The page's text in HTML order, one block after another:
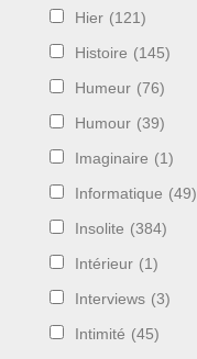
Hier (121)
Histoire (145)
Humeur (76)
Humour (39)
Imaginaire (1)
Informatique (49)
Insolite (384)
Intérieur (1)
Interviews (3)
Intimité (45)